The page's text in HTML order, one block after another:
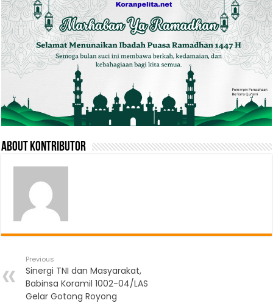
About Kontributor
Previous
Sinergi TNI dan Masyarakat,
Babinsa Koramil 1002-04/LAS
Gelar Gotong Royong